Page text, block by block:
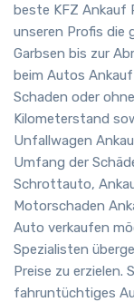
beste KFZ Ankauf
unseren Profis die
Garbsen bis zur
beim Autos
Schaden oder
Kilometerstand
Unfallwagen
Umfang der
Schrottauto,
Motorschaden
Auto verkaufen
Spezialisten
Preise zu erzielen.
fahruntüchtiges